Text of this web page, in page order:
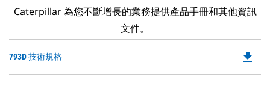
Caterpillar 為您不斷增長的業務提供產品手冊和其他資訊
文件。
793D 技術規格 file_download